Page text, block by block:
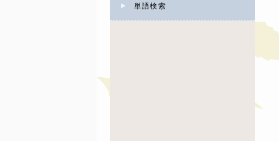
単語検索